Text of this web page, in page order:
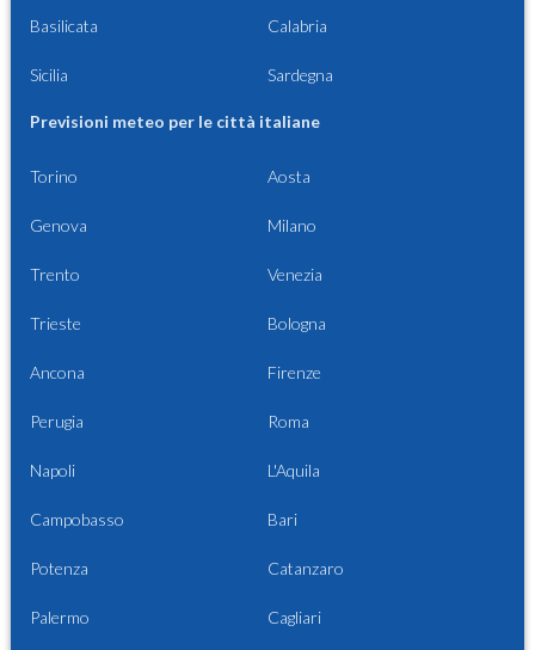
Basilicata Calabria
Sicilia Sardegna
Previsioni meteo per le città italiane
Torino Aosta
Genova Milano
Trento Venezia
Trieste Bologna
Ancona Firenze
Perugia Roma
Napoli L'Aquila
Campobasso Bari
Potenza Catanzaro
Palermo Cagliari